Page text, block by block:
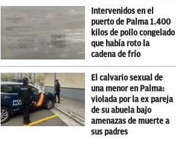
Intervenidos en el
puerto de Palma 1.400
kilos de pollo congelado
que había roto la
cadena de frío
El calvario sexual de
una menor en Palma:
violada por la ex pareja
de su abuela bajo
amenazas de muerte a
sus padres